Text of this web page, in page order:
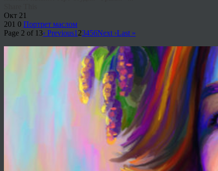
Окт 21
201 0 Портрет маслом
Page 2 of 13‹ Previous1 23456Next ›Last »